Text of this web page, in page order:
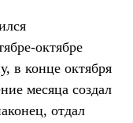
октябре
в конце октября
месяца создал
отдал